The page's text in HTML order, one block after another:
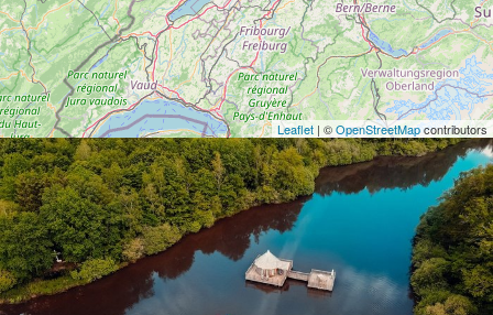
Leaflet | ©OpenStreetMapcontributors